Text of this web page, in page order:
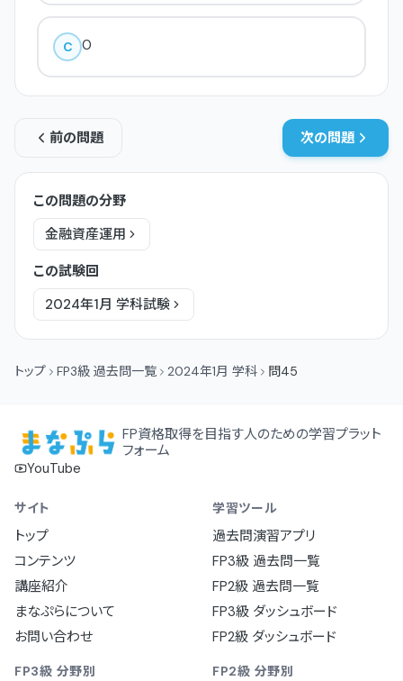
C 0
前の問題 次の問題
この問題の分野
金融資産運用
この試験回
2024年1月 学科試験
トップ FP3級 過去問一覧 2024年1月 学科 問45
FP資格取得を目指す人のための学習プラット
フォーム
YouTube
サイト
トップ
コンテンツ
講座紹介
まなぷらについて
お問い合わせ
学習ツール
過去問演習アプリ
FP3級 過去問一覧
FP2級 過去問一覧
FP3級 ダッシュボード
FP2級 ダッシュボード
FP3級 分野別 FP2級 分野別